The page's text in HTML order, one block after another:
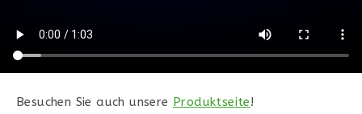
Besuchen Sie auch unsere Produktseite!